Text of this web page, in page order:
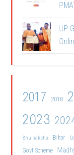
UP
2017 2018
2023
Bhu naksha Bihar
Govt Scheme